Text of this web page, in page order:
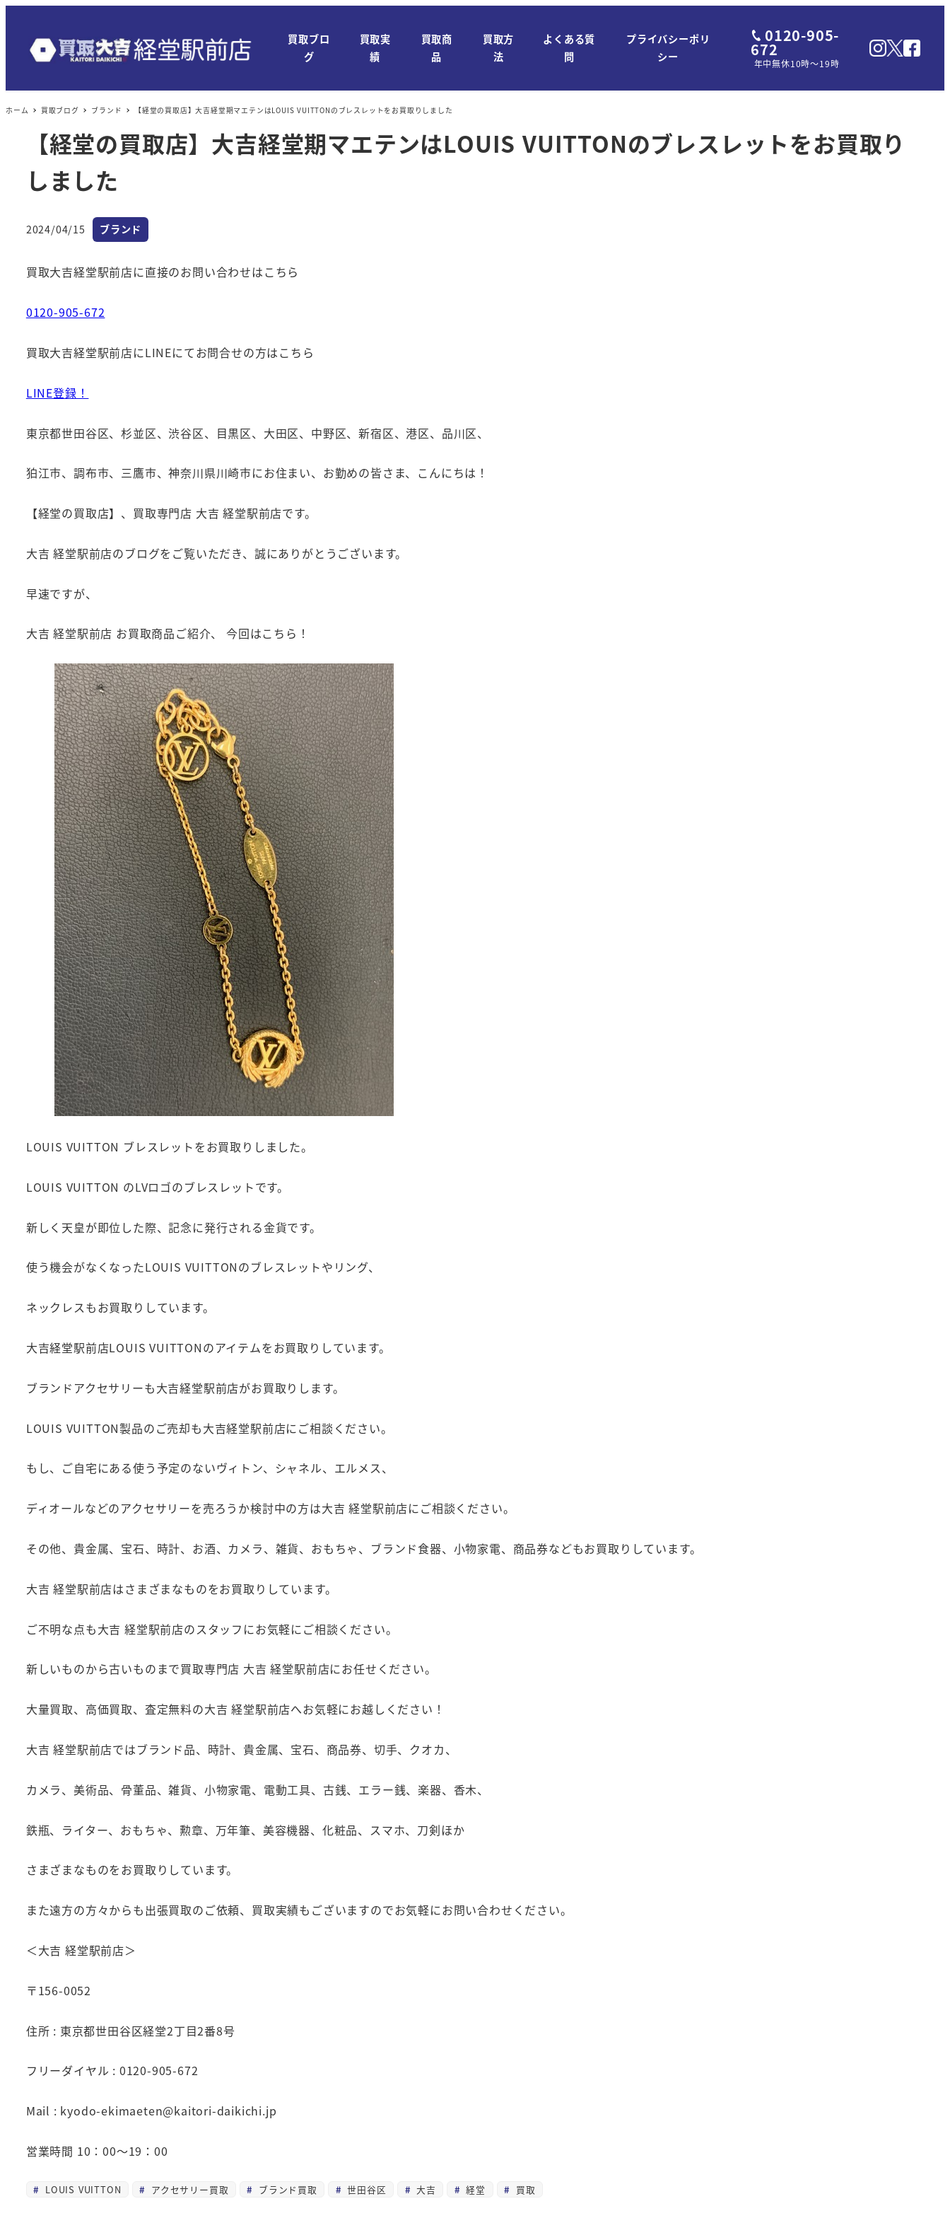
買取ブロ
グ
買取実
績
買取商
品
買取方
法
よくある質
問
プライバシーポリ
シー
0120-905-
672
年中無休10時～19時
ホーム 買取ブログ ブランド 【経堂の買取店】大吉経堂期マエテンはLOUIS VUITTONのブレスレットをお買取りしました
【経堂の買取店】大吉経堂期マエテンはLOUIS VUITTONのブレスレットをお買取り
しました
投稿日
2024/04/15 カテゴリー
ブランド
買取大吉経堂駅前店に直接のお問い合わせはこちら
0120-905-672
買取大吉経堂駅前店にLINEにてお問合せの方はこちら
LINE登録！
東京都世田谷区、杉並区、渋谷区、目黒区、大田区、中野区、新宿区、港区、品川区、
狛江市、調布市、三鷹市、神奈川県川崎市にお住まい、お勤めの皆さま、こんにちは！
【経堂の買取店】、買取専門店 大吉 経堂駅前店です。
大吉 経堂駅前店のブログをご覧いただき、誠にありがとうございます。
早速ですが、
大吉 経堂駅前店 お買取商品ご紹介、 今回はこちら！
LOUIS VUITTON ブレスレットをお買取りしました。
LOUIS VUITTON のLVロゴのブレスレットです。
新しく天皇が即位した際、記念に発行される金貨です。
使う機会がなくなったLOUIS VUITTONのブレスレットやリング、
ネックレスもお買取りしています。
大吉経堂駅前店LOUIS VUITTONのアイテムをお買取りしています。
ブランドアクセサリーも大吉経堂駅前店がお買取りします。
LOUIS VUITTON製品のご売却も大吉経堂駅前店にご相談ください。
もし、ご自宅にある使う予定のないヴィトン、シャネル、エルメス、
ディオールなどのアクセサリーを売ろうか検討中の方は大吉 経堂駅前店にご相談ください。
その他、貴金属、宝石、時計、お酒、カメラ、雑貨、おもちゃ、ブランド食器、小物家電、商品券などもお買取りしています。
大吉 経堂駅前店はさまざまなものをお買取りしています。
ご不明な点も大吉 経堂駅前店のスタッフにお気軽にご相談ください。
新しいものから古いものまで買取専門店 大吉 経堂駅前店にお任せください。
大量買取、高価買取、査定無料の大吉 経堂駅前店へお気軽にお越しください！
大吉 経堂駅前店ではブランド品、時計、貴金属、宝石、商品券、切手、クオカ、
カメラ、美術品、骨董品、雑貨、小物家電、電動工具、古銭、エラー銭、楽器、香木、
鉄瓶、ライター、おもちゃ、勲章、万年筆、美容機器、化粧品、スマホ、刀剣ほか
さまざまなものをお買取りしています。
また遠方の方々からも出張買取のご依頼、買取実績もございますのでお気軽にお問い合わせください。
＜大吉 経堂駅前店＞
〒156-0052
住所 : 東京都世田谷区経堂2丁目2番8号
フリーダイヤル : 0120-905-672
Mail : kyodo-ekimaeten@kaitori-daikichi.jp
営業時間 10：00～19：00
LOUIS VUITTON アクセサリー買取 ブランド買取 世田谷区 大吉 経堂 買取